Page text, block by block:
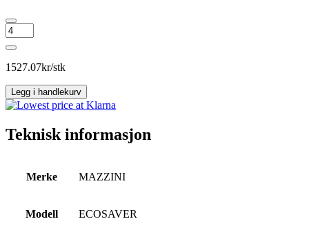
MAZZINI
ECOSAVER
antall
1527.07kr/stk
Legg i handlekurv
Teknisk informasjon
Merke MAZZINI
Modell ECOSAVER